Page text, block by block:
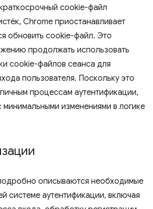
cookie-файл
Chrome приостанавливает
обновить cookie-файл. Это
продолжать использовать
cookie-файлов сеанса для
пользователя. Поскольку это
процессам аутентификации,
минимальными изменениями в логике
описываются необходимые
системе аутентификации, включая